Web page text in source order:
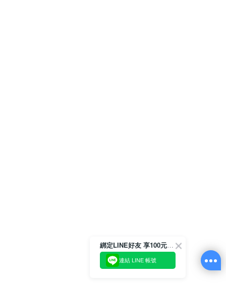
綁定LINE好友 享100元折價券
連結 LINE 帳號